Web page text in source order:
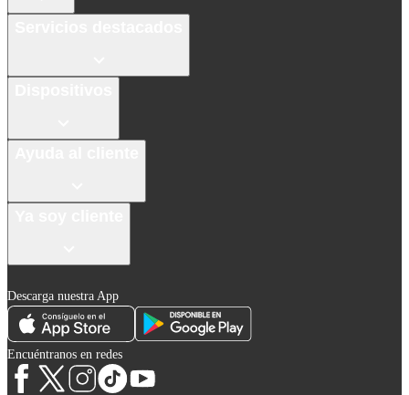
Descarga nuestra App
Encuéntranos en redes